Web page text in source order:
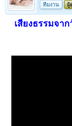
ทีมงาน
ผู้
เสียงธรรมจา